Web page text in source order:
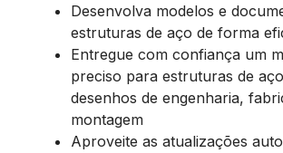
Desenvolva modelos e
estruturas de aço de forma
Entregue com confiança um
preciso para estruturas de
desenhos de engenharia,
montagem
Aproveite as atualizações